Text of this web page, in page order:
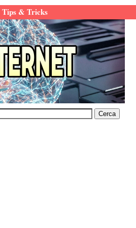
Tips & Tricks